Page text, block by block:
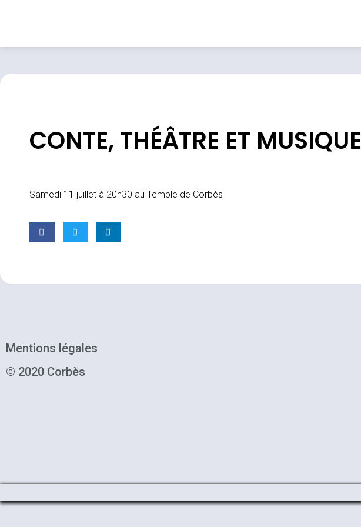
CONTE, THÉÂTRE ET MUSIQUE
Samedi 11 juillet à 20h30 au Temple de Corbès
Mentions légales
© 2020 Corbès